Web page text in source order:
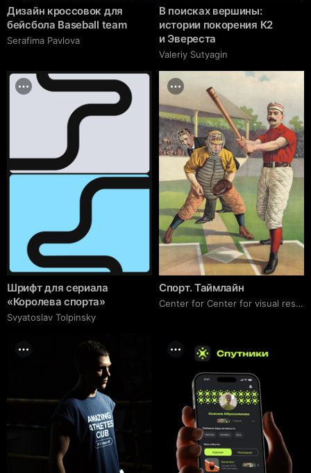
Дизайн кроссовок для
бейсбола Baseball team
Serafima Pavlova
В поисках вершины:
истории покорения К2
и Эвереста
Valeriy Sutyagin
Шрифт для сериала
«Королева спорта»
Svyatoslav Tolpinsky
Спорт. Таймлайн
Center for Center for visual research